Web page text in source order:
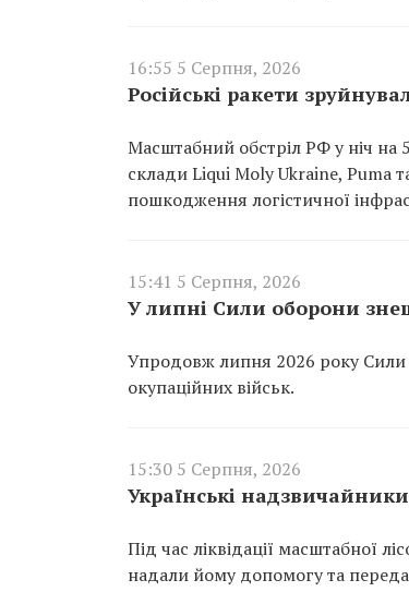
16:55 5 Серпня, 2026
Російські ракети
Масштабний обстріл РФ у ніч на
склади Liqui Moly Ukraine, Puma
пошкодження логістичної
15:41 5 Серпня, 2026
У липні Сили оборони
Упродовж липня 2026 року Сили
окупаційних військ.
15:30 5 Серпня, 2026
Українські
Під час ліквідації масштабної
надали йому допомогу та